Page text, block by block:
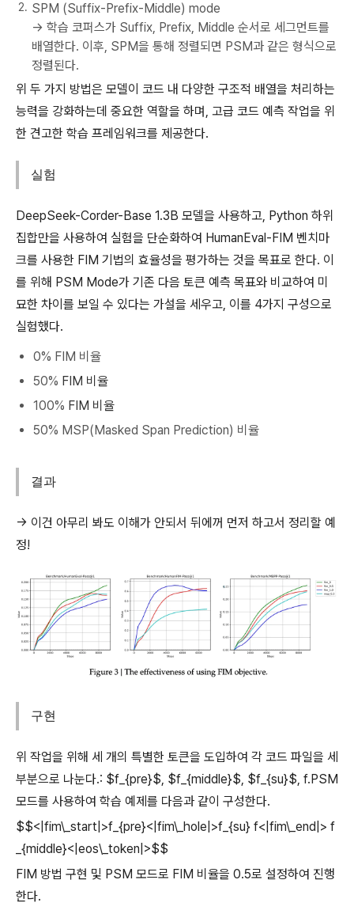
SPM (Suffix-Prefix-Middle) mode
→ 학습 코퍼스가 Suffix, Prefix, Middle 순서로 세그먼트를
배열한다. 이후, SPM을 통해 정렬되면 PSM과 같은 형식으로
정렬된다.
위 두 가지 방법은 모델이 코드 내 다양한 구조적 배열을 처리하는
능력을 강화하는데 중요한 역할을 하며, 고급 코드 예측 작업을 위
한 견고한 학습 프레임워크를 제공한다.
실험
DeepSeek-Corder-Base 1.3B 모델을 사용하고, Python 하위
집합만을 사용하여 실험을 단순화하여 HumanEval-FIM 벤치마
크를 사용한 FIM 기법의 효율성을 평가하는 것을 목표로 한다. 이
를 위해 PSM Mode가 기존 다음 토큰 예측 목표와 비교하여 미
묘한 차이를 보일 수 있다는 가설을 세우고, 이를 4가지 구성으로
실험했다.
0% FIM 비율
50% FIM 비율
100% FIM 비율
50% MSP(Masked Span Prediction) 비율
결과
→ 이건 아무리 봐도 이해가 안되서 뒤에꺼 먼저 하고서 정리할 예
정!
구현
위 작업을 위해 세 개의 특별한 토큰을 도입하여 각 코드 파일을 세
부분으로 나눈다.: $f_{pre}$, $f_{middle}$, $f_{su}$, f.PSM
모드를 사용하여 학습 예제를 다음과 같이 구성한다.
$$<|fim\_start|>f_{pre}<|fim\_hole|>f_{su} f<|fim\_end|> f
_{middle}<|eos\_token|>$$
FIM 방법 구현 및 PSM 모드로 FIM 비율을 0.5로 설정하여 진행
한다.